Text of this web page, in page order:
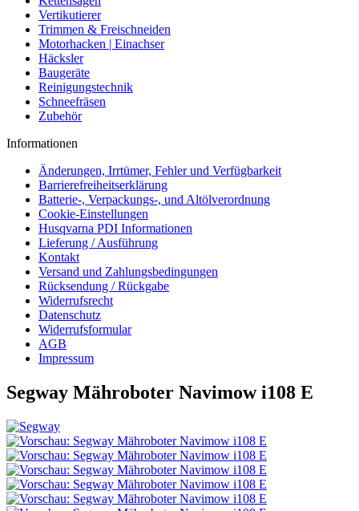
Vertikutierer
Trimmen & Freischneiden
Motorhacken | Einachser
Häcksler
Baugeräte
Reinigungstechnik
Schneefräsen
Zubehör
Informationen
Änderungen, Irrtümer, Fehler und Verfügbarkeit
Barrierefreiheitserklärung
Batterie-, Verpackungs-, und Altölverordnung
Cookie-Einstellungen
Husqvarna PDI Informationen
Lieferung / Ausführung
Kontakt
Versand und Zahlungsbedingungen
Rücksendung / Rückgabe
Widerrufsrecht
Datenschutz
Widerrufsformular
AGB
Impressum
Segway Mähroboter Navimow i108 E